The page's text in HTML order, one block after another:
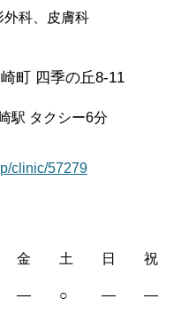
外科、皮膚科
町 四季の丘8-11
駅 タクシー6分
clinic/57279
金 土 日
祝
— ○ — —